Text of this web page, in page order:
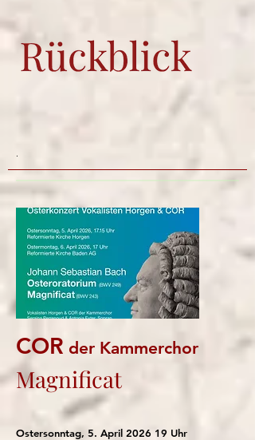
.
COR der Kammerchor
Magnificat
Ostersonntag, 5. April 2026 19 Uhr